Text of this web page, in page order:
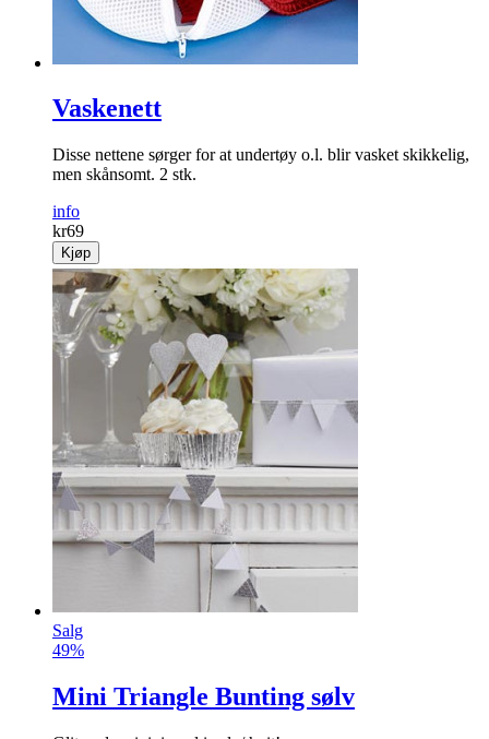
Vaskenett
Disse nettene sørger for at undertøy o.l. blir vasket skikkelig,
men skånsomt. 2 stk.
info
kr69
Kjøp
Salg
49%
Mini Triangle Bunting sølv